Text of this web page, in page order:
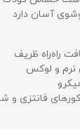
آسان دارد
راه‌راه ظریف
نرم و لوکس
فانتزی و